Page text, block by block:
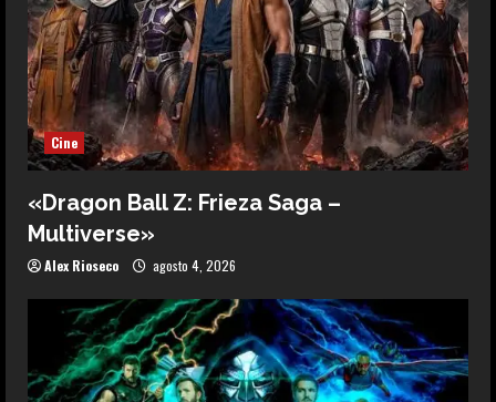
Cine
«Dragon Ball Z: Frieza Saga –
Multiverse»
Alex Rioseco agosto 4, 2026